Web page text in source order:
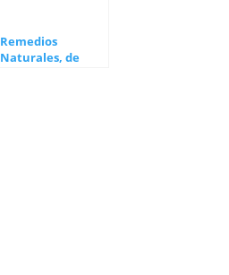
Remedios
Naturales, de